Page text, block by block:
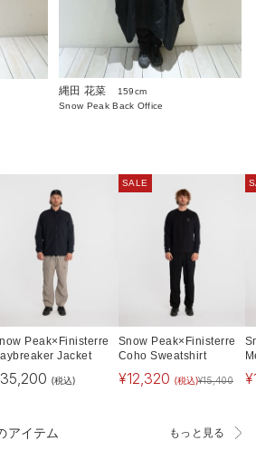
縄田 花菜
159cm
Snow Peak Back Office
Peak×Finisterre
Jacket
35,200 (税込)
SALE
Snow Peak×Finisterre
Coho Sweatshirt
¥12,320 (税込)¥15,400 ¥
アイテム もっと見る